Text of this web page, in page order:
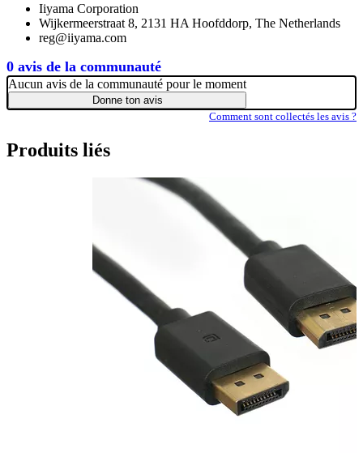
0 avis de la communauté
Iiyama Corporation
Wijkermeerstraat 8, 2131 HA Hoofddorp, The Netherlands
reg@iiyama.com
Aucun avis de la communauté pour le moment
Donne ton avis
Comment sont collectés les avis ?
Produits liés